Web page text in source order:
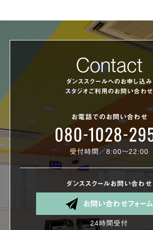
Contact
ダンススクールへのお申し込み
スタジオご利用のお問い合わせ
お電話でのお問い合わせ
受付時間／8:00〜22:00
ダンススクールお問い合わせ
お問い合わせフォーム
24時間受付